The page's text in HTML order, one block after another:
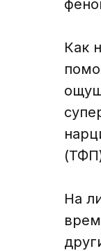
Как
На